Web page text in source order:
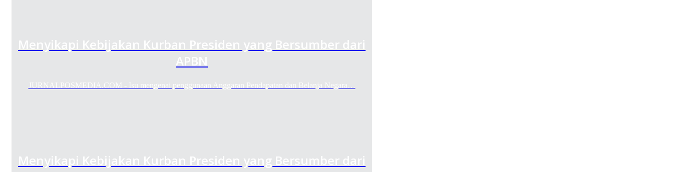
Menyikapi Kebijakan Kurban Presiden yang Bersumber dari
APBN
JURNALPOSMEDIA.COM - Isu mengenai penggunaan Anggaran Pendapatan dan Belanja Negara…
Menyikapi Kebijakan Kurban Presiden yang Bersumber dari